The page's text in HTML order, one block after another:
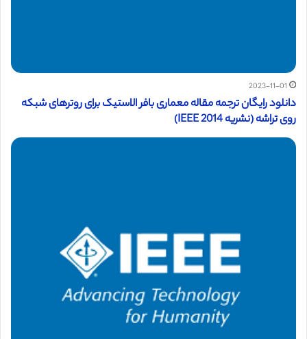
2023-11-01
دانلود رایگان ترجمه مقاله معماری بافر الاستیک برای روترهای شبکه
روی تراشه (نشریه IEEE 2014)